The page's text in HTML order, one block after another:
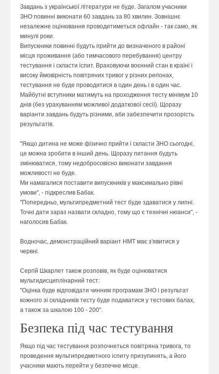
Завдань з української літератури не буде. Загалом учасники
ЗНО повинні виконати 60 завдань за 80 хвилин. Зовнішнє
незалежне оцінювання проводитиметься офлайн - так само, як
минулі роки.
Випускники повинні будуть прийти до визначеного в районі
місця проживання (або тимчасового перебування) центру
тестування і скласти іспит. Враховуючи воєнний стан в країні і
високу ймовірність повітряних тривог у різних регіонах,
тестування не буде проводитися в один день і в один час.
Майбутні вступники матимуть на проходження тесту мінімум 10
днів (без урахуванням можливої додаткової сесії). Щоразу
варіанти завдань будуть різними, аби забезпечити прозорість
результатів.
"Якщо дитина не може фізично прийти і скласти ЗНО сьогодні,
це можна зробити в інший день. Щоразу питання будуть
змінюватися, тому недобросовісно виконати завдання
можливості не буде.
Ми намагалися поставити випускників у максимально рівні
умови", - підкреслив Бабак.
"Попередньо, мультипредметний тест буде здаватися у липні.
Точні дати зараз назвати складно, тому що є технічні нюанси", -
наголосив Бабак.
Водночас, демонстраційний варіант НМТ має з'явитися у
червні.
Сергій Шкарлет також розповів, як буде оцінюватися
мультидисциплінарний тест:
"Оцінка буде відповідати чинним програмам ЗНО і результат
кожного зі складників тесту буде подаватися у тестових балах,
а також за шкалою 100 - 200".
Безпека під час тестування
Якщо під час тестування розпочнеться повітряна тривога, то
проведення мультипредметного іспиту призупинять, а його
учасники мають перейти у безпечне місце.